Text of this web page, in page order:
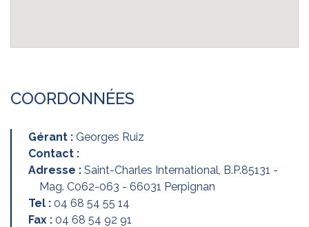
COORDONNÉES
Gérant : Georges Ruiz
Contact :
Adresse : Saint-Charles International, B.P.85131 -
Mag. C062-063 - 66031 Perpignan
Tel : 04 68 54 55 14
Fax : 04 68 54 92 91